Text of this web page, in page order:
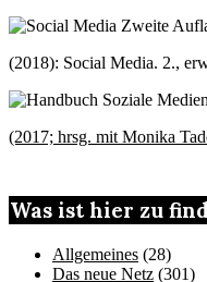
(2018): Social Media. 2.,
(2017; hrsg. mit Monika
Was ist hier zu
Allgemeines (28)
Das neue Netz (301)